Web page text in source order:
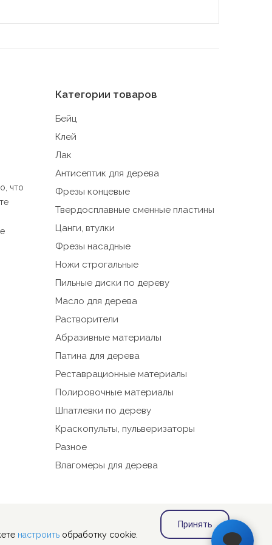
что
Категории товаров
Бейц
Клей
Лак
Антисептик для дерева
Фрезы концевые
Твердосплавные сменные пластины
Цанги, втулки
Фрезы насадные
Ножи строгальные
Пильные диски по дереву
Масло для дерева
Растворители
Абразивные материалы
Патина для дерева
Реставрационные материалы
Полировочные материалы
Шпатлевки по дереву
Краскопульты, пульверизаторы
Разное
Влагомеры для дерева
настроить обработку cookie.
Принять
при
при